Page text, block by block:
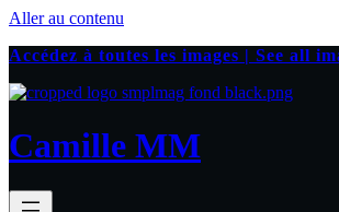
Aller au contenu
Accédez à toutes les images | See all
Camille MM